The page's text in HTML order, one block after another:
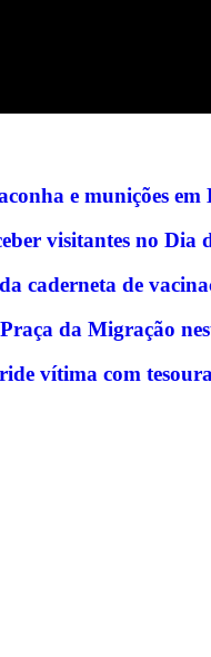
e munições
visitantes no Dia
caderneta de
da Migração
vítima com